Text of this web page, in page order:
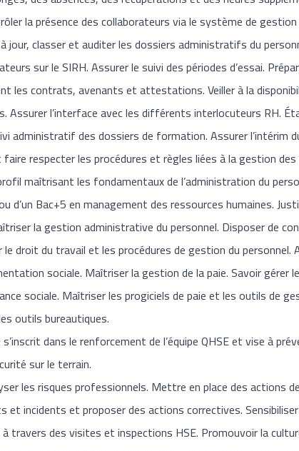
la présence des collaborateurs via le système de
jour, classer et auditer les dossiers administratifs du
sur le SIRH. Assurer le suivi des périodes d’essai.
les contrats, avenants et attestations. Veiller à la
Assurer l’interface avec les différents interlocuteurs RH.
administratif des dossiers de formation. Assurer l’intérim
respecter les procédures et règles liées à la gestion
maîtrisant les fondamentaux de l’administration du
d’un Bac+5 en management des ressources humaines.
la gestion administrative du personnel. Disposer de
droit du travail et les procédures de gestion du personnel.
sociale. Maîtriser la gestion de la paie. Savoir gérer
sociale. Maîtriser les progiciels de paie et les outils de
outils bureautiques.
dans le renforcement de l’équipe QHSE et vise à
sur le terrain.
les risques professionnels. Mettre en place des actions
et incidents et proposer des actions correctives.
travers des visites et inspections HSE. Promouvoir la